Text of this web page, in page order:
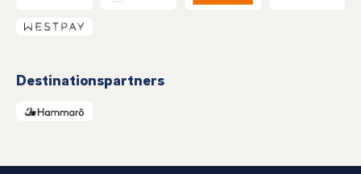
Destinationspartners